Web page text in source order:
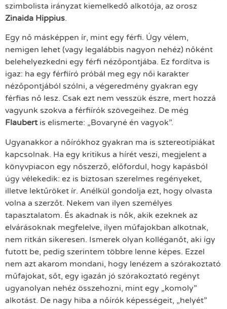
szimbolista irányzat kiemelkedő alkotója, az orosz
Zinaida Hippius.
Egy nő másképpen ír, mint egy férfi. Úgy vélem,
nemigen lehet (vagy legalábbis nagyon nehéz) nőként
belehelyezkedni egy férfi nézőpontjába. Ez fordítva is
igaz: ha egy férfiíró próbál meg egy női karakter
nézőpontjából szólni, a végeredmény gyakran egy
férfias nő lesz. Csak ezt nem vesszük észre, mert hozzá
vagyunk szokva a férfiírók szövegeihez. De még
Flaubert is elismerte: „Bovaryné én vagyok”.
Ugyanakkor a nőírókhoz gyakran ma is sztereotípiákat
kapcsolnak. Ha egy kritikus a hírét veszi, megjelent a
könyvpiacon egy nőszerző, előfordul, hogy kapásból
úgy vélekedik: ez is biztosan szerelmes regényeket,
illetve lektűröket ír. Anélkül gondolja ezt, hogy olvasta
volna a szerzőt. Nekem van ilyen személyes
tapasztalatom. És akadnak is nők, akik ezeknek az
elvárásoknak megfelelve, ilyen műfajokban alkotnak,
nem ritkán sikeresen. Ismerek olyan kolléganőt, aki így
futott be, pedig szerintem többre lenne képes. Ezzel
nem azt akarom mondani, hogy lenézem a szórakoztató
műfajokat, sőt, egy igazán jó szórakoztató regényt
ugyanolyan nehéz összehozni, mint egy „komoly”
alkotást. De nagy hiba a nőírók képességeit, „helyét”